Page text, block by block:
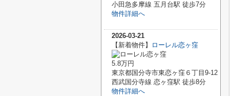
小田急多摩線 五月台駅 徒歩7分
物件詳細へ
2026-03-21
【新着物件】
ローレル恋ヶ窪
5.8万円
東京都国分寺市東恋ヶ窪６丁目9-12
西武国分寺線 恋ヶ窪駅 徒歩8分
物件詳細へ